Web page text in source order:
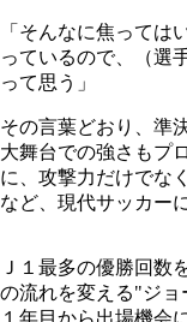
「そんなに焦っては
っているので、（選
って思う」
その言葉どおり、準
大舞台での強さもプ
に、攻撃力だけでな
など、現代サッカー
Ｊ１最多の優勝回数
の流れを変える"ジョ
１年目から出場機会